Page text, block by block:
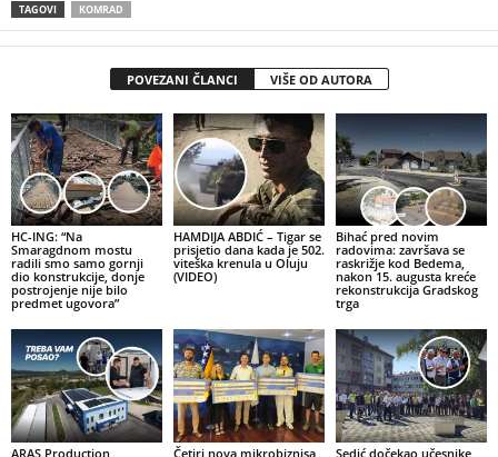
TAGOVI KOMRAD
POVEZANI ČLANCI VIŠE OD AUTORA
HC-ING: “Na
Smaragdnom mostu
radili smo samo gornji
dio konstrukcije, donje
postrojenje nije bilo
predmet ugovora”
HAMDIJA ABDIĆ – Tigar se
prisjetio dana kada je 502.
viteška krenula u Oluju
(VIDEO)
Bihać pred novim
radovima: završava se
raskrižje kod Bedema,
nakon 15. augusta kreće
rekonstrukcija Gradskog
trga
ARAS Production
Četiri nova mikrobiznisa
Sedić dočekao učesnike